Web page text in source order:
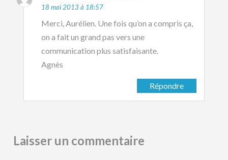
18 mai 2013 à 18:57
Merci, Aurélien. Une fois qu’on a compris ça,
on a fait un grand pas vers une
communication plus satisfaisante.
Agnès
Répondre
Laisser un commentaire